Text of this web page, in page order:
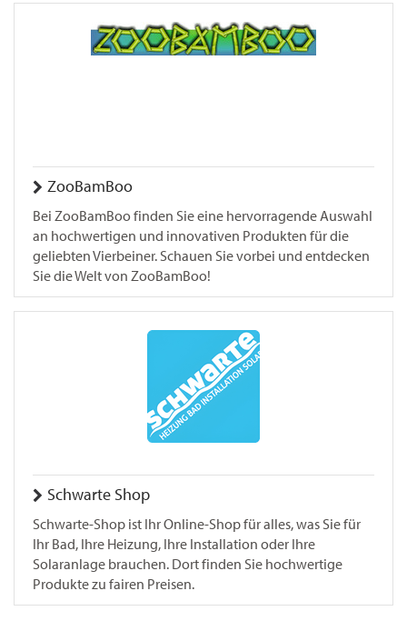
ZooBamBoo
Bei ZooBamBoo finden Sie eine hervorragende Auswahl
an hochwertigen und innovativen Produkten für die
geliebten Vierbeiner. Schauen Sie vorbei und entdecken
Sie die Welt von ZooBamBoo!
Schwarte Shop
Schwarte-Shop ist Ihr Online-Shop für alles, was Sie für
Ihr Bad, Ihre Heizung, Ihre Installation oder Ihre
Solaranlage brauchen. Dort finden Sie hochwertige
Produkte zu fairen Preisen.